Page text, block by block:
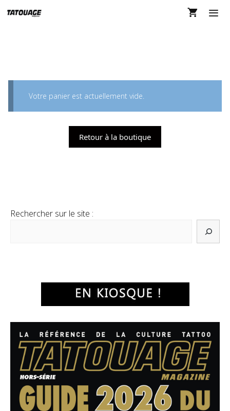
au
Votre panier est actuellement vide.
Retour à la boutique
Rechercher sur le site :